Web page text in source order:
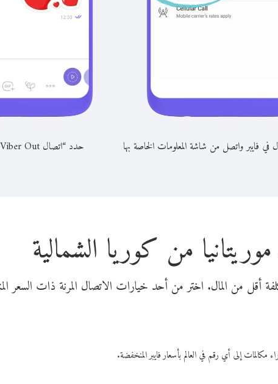
فايبر واتصل من شاشة المعلومات الخاصة بها حدد “اتصال Viber Out” من عنوان المحادثة
من كوريا الشمالية